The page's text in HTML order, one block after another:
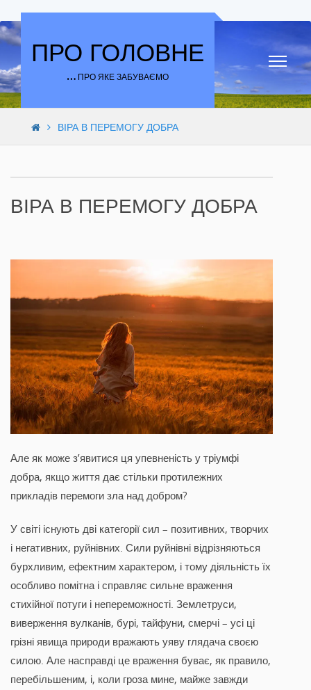
Skip to content
ПРО ГОЛОВНЕ
… ПРО ЯКЕ ЗАБУВАЄМО
ВІРА В ПЕРЕМОГУ ДОБРА
ВІРА В ПЕРЕМОГУ ДОБРА
Але як може з’явитися ця упевненість у тріумфі
добра, якщо життя дає стільки протилежних
прикладів перемоги зла над добром?
У світі існують дві категорії сил – позитивних, творчих
і негативних, руйнівних. Сили руйнівні відрізняються
бурхливим, ефектним характером, і тому діяльність їх
особливо помітна і справляє сильне враження
стихійної потуги і непереможності. Землетруси,
виверження вулканів, бурі, тайфуни, смерчі – усі ці
грізні явища природи вражають уяву глядача своєю
силою. Але насправді це враження буває, як правило,
перебільшеним, і, коли гроза мине, майже завжди